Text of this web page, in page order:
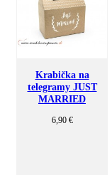
Krabička na
telegramy JUST
MARRIED
6,90 €